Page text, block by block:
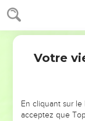
NE
Votre
En cliquant sur
acceptez que